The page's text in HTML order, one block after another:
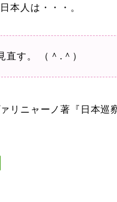
本人は・・・。
直す。 （＾.＾）
リニャーノ著『日本